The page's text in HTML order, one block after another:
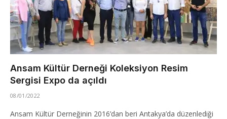
Ansam Kültür Derneği Koleksiyon Resim
Sergisi Expo da açıldı
08/01/2022
Ansam Kültür Derneğinin 2016’dan beri Antakya’da düzenlediği